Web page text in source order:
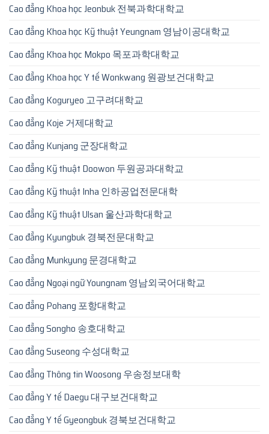
Cao đẳng Khoa học Jeonbuk 전북과학대학교
Cao đẳng Khoa học Kỹ thuật Yeungnam 영남이공대학교
Cao đẳng Khoa học Mokpo 목포과학대학교
Cao đẳng Khoa học Y tế Wonkwang 원광보건대학교
Cao đẳng Koguryeo 고구려대학교
Cao đẳng Koje 거제대학교
Cao đẳng Kunjang 군장대학교
Cao đẳng Kỹ thuật Doowon 두원공과대학교
Cao đẳng Kỹ thuật Inha 인하공업전문대학
Cao đẳng Kỹ thuật Ulsan 울산과학대학교
Cao đẳng Kyungbuk 경북전문대학교
Cao đẳng Munkyung 문경대학교
Cao đẳng Ngoại ngữ Youngnam 영남외국어대학교
Cao đẳng Pohang 포항대학교
Cao đẳng Songho 송호대학교
Cao đẳng Suseong 수성대학교
Cao đẳng Thông tin Woosong 우송정보대학
Cao đẳng Y tế Daegu 대구보건대학교
Cao đẳng Y tế Gyeongbuk 경북보건대학교